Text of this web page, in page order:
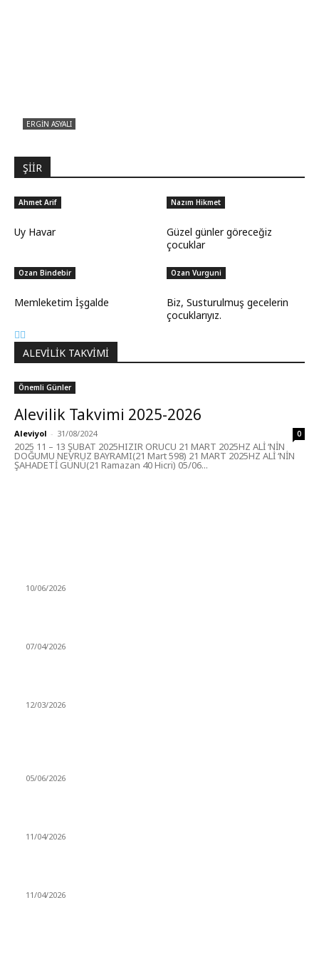
ERGIN ASYALI
ŞİİR
Ahmet Arif
Uy Havar
Nazım Hikmet
Güzel günler göreceğiz
çocuklar
Ozan Bindebir
Memleketim İşgalde
Ozan Vurguni
Biz, Susturulmuş gecelerin
çocuklarıyız.
ALEVILIK TAKVIMI
Önemli Günler
Alevilik Takvimi 2025-2026
Aleviyol - 31/08/2024 0
2025 11 – 13 ŞUBAT 2025HIZIR ORUCU 21 MART 2025HZ ALİ ‘NİN
DOĞUMU NEVRUZ BAYRAMI(21 Mart 598) 21 MART 2025HZ ALİ ‘NİN
ŞAHADETİ GÜNÜ(21 Ramazan 40 Hicri) 05/06...
10/06/2026
07/04/2026
12/03/2026
05/06/2026
11/04/2026
11/04/2026